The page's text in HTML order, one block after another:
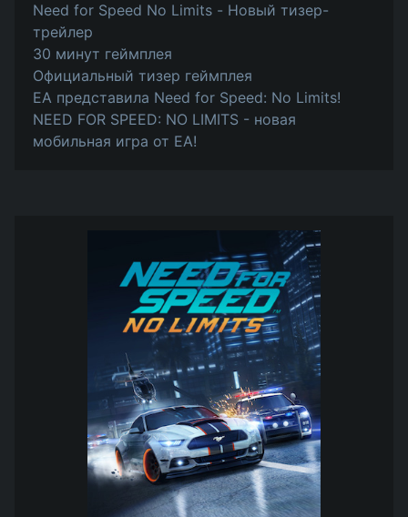
Need for Speed No Limits - Новый тизер-
трейлер
30 минут геймплея
Официальный тизер геймплея
EA представила Need for Speed: No Limits!
NEED FOR SPEED: NO LIMITS - новая
мобильная игра от EA!